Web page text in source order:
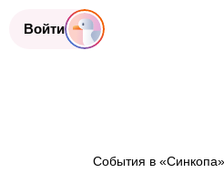
Войти
События в «Синкопа»